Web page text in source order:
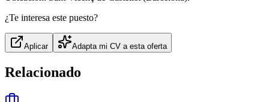
¿Te interesa este puesto?
Aplicar Adapta mi CV a esta oferta
Relacionado